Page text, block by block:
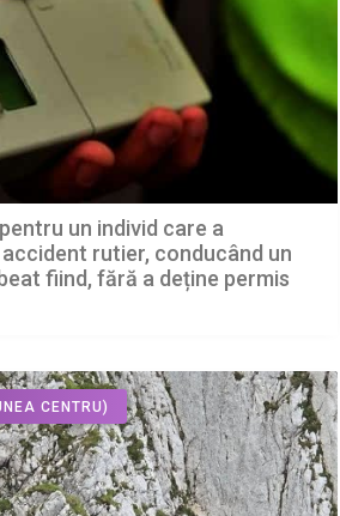
un individ care a
rutier, conducând un
fiind, fără a deține permis
CENTRU)